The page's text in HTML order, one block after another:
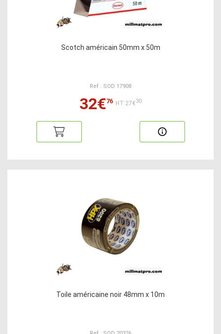
Scotch américain 50mm x 50m
Ref : SOD 17908
32€76 HT:27€30
Toile américaine noir 48mm x 10m